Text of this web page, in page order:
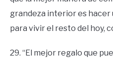
grandeza interior es
para vivir el resto del hoy,
29. “El mejor regalo que